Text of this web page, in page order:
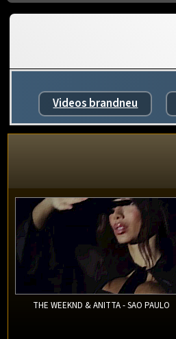
Videos brandneu
THE WEEKND & ANITTA - SAO PAULO